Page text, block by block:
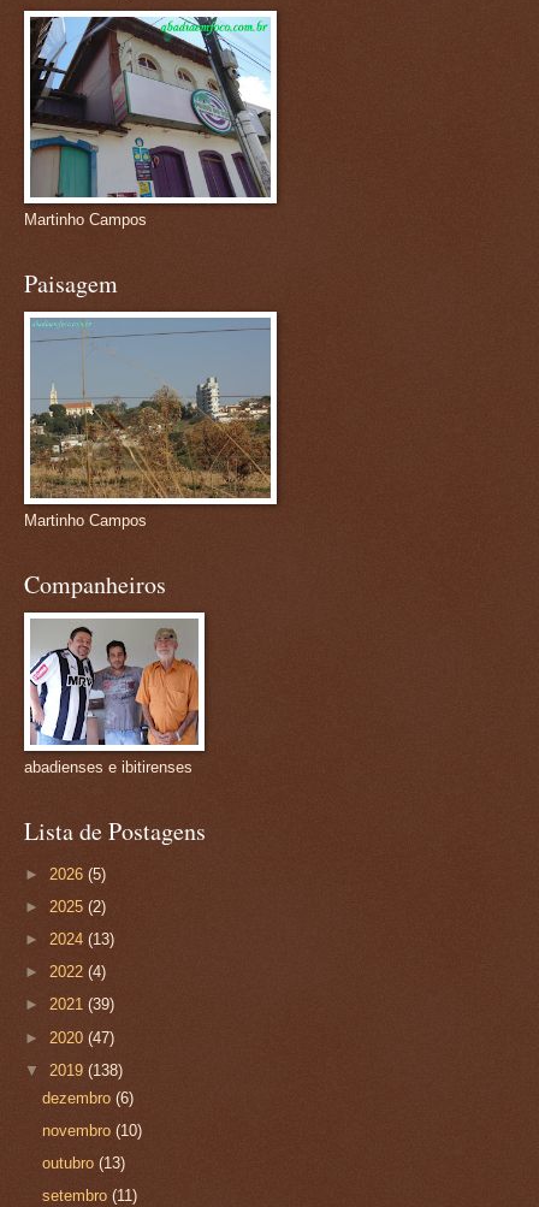
Martinho Campos
Paisagem
Martinho Campos
Companheiros
abadienses e ibitirenses
Lista de Postagens
► 2026 (5)
► 2025 (2)
► 2024 (13)
► 2022 (4)
► 2021 (39)
► 2020 (47)
▼ 2019 (138)
dezembro(6)
novembro(10)
outubro(13)
setembro(11)